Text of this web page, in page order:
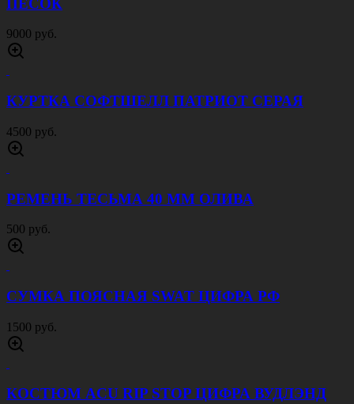
ПЕСОК
9000 руб.
КУРТКА СОФТШЕЛЛ ПАТРИОТ СЕРАЯ
4500 руб.
РЕМЕНЬ ТЕСЬМА 40 ММ ОЛИВА
500 руб.
СУМКА ПОЯСНАЯ SWAT ЦИФРА РФ
1500 руб.
КОСТЮМ ACU RIP STOP ЦИФРА ВУДЛЭНД